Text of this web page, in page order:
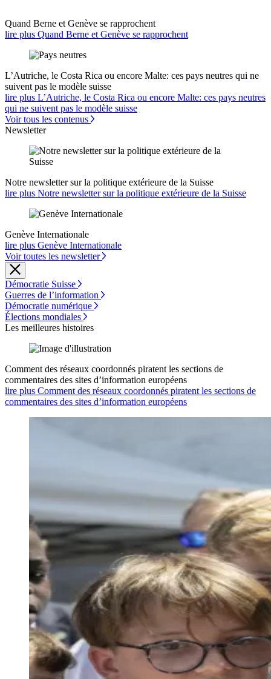
Quand Berne et Genève se rapprochent
lire plus Quand Berne et Genève se rapprochent
L’Autriche, le Costa Rica ou encore Malte: ces pays neutres qui ne
suivent pas le modèle suisse
lire plus L’Autriche, le Costa Rica ou encore Malte: ces pays neutres
qui ne suivent pas le modèle suisse
Voir tous les contenus
Newsletter
Notre newsletter sur la politique extérieure de la Suisse
lire plus Notre newsletter sur la politique extérieure de la Suisse
Genève Internationale
lire plus Genève Internationale
Voir toutes les newsletter
Démocratie Suisse
Guerres de l’information
Démocratie numérique
Élections mondiales
Les meilleures histoires
Comment des réseaux coordonnés piratent les sections de
commentaires des sites d’information européens
lire plus Comment des réseaux coordonnés piratent les sections de
commentaires des sites d’information européens